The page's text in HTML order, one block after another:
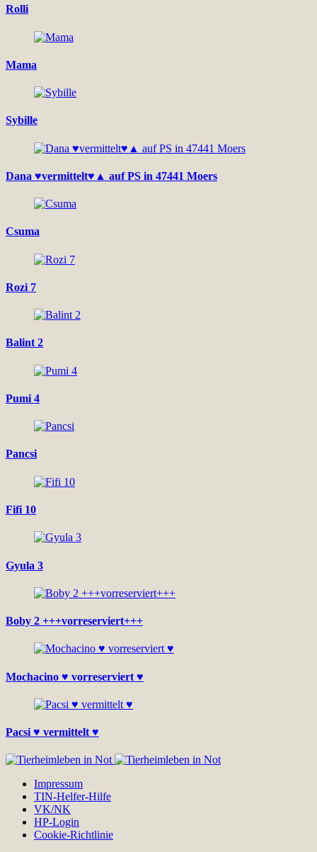
Rolli
Mama
Sybille
Dana ♥vermittelt♥▲ auf PS in 47441 Moers
Csuma
Rozi 7
Balint 2
Pumi 4
Pancsi
Fifi 10
Gyula 3
Boby 2 +++vorreserviert+++
Mochacino ♥ vorreserviert ♥
Pacsi ♥ vermittelt ♥
Impressum
TIN-Helfer-Hilfe
VK/NK
HP-Login
Cookie-Richtlinie